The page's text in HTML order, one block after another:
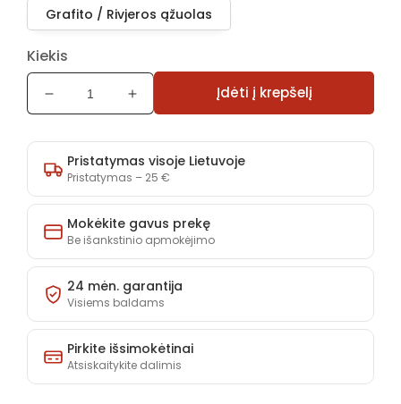
Grafito / Rivjeros ąžuolas
Kiekis
Sumažinti
Lentyna
NaNo
NA-
5
kiekį
Padidinti
Lentyna
NaNo
NA-
5
kiekį
Įdėti į krepšelį
Pristatymas visoje Lietuvoje
Pristatymas – 25 €
Mokėkite gavus prekę
Be išankstinio apmokėjimo
24 mėn. garantija
Visiems baldams
Pirkite išsimokėtinai
Atsiskaitykite dalimis